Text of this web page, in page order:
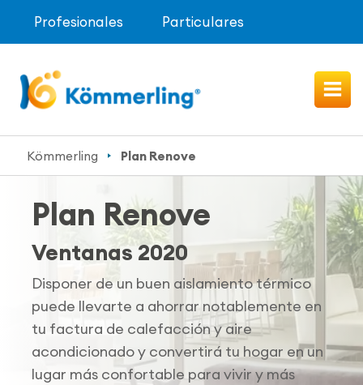
Profesionales Particulares
Kömmerling Plan Renove
Plan Renove
Ventanas 2020
Disponer de un buen aislamiento térmico
puede llevarte a ahorrar notablemente en
tu factura de calefacción y aire
acondicionado y convertirá tu hogar en un
lugar más confortable para vivir y más